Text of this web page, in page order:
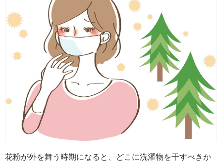
花粉が外を舞う時期になると、どこに洗濯物を干すべきか